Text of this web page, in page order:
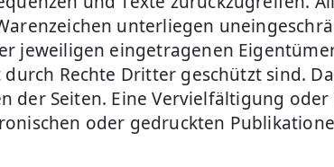
unterliegen
jeweiligen eingetragenen
Rechte Dritter geschützt sind.
Seiten. Eine Vervielfältigung
oder gedruckten